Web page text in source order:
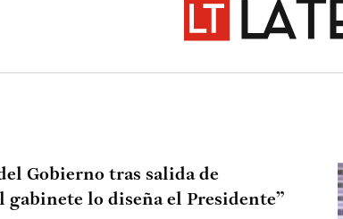
Gobierno tras salida de
lo diseña el Presidente”